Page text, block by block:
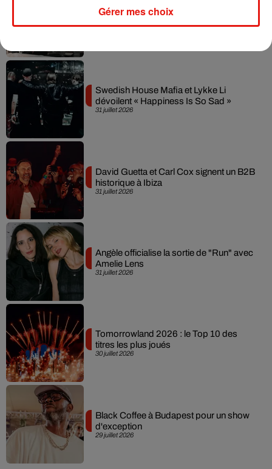
3 août 2026
Fred again.. et Latin Mafia dévoilent enfin
31 juillet 2026
Swedish House Mafia et Lykke Li
dévoilent « Happiness Is So Sad »
31 juillet 2026
David Guetta et Carl Cox signent un B2B
historique à Ibiza
31 juillet 2026
Angèle officialise la sortie de "Run" avec
Amelie Lens
30 juillet 2026
Tomorrowland 2026 : le Top 10 des
titres les plus joués
29 juillet 2026
Black Coffee à Budapest pour un show
d'exception
Gérer mes choix